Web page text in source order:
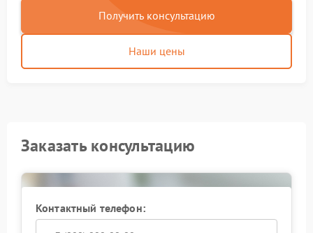
Получить консультацию
Наши цены
Заказать консультацию
Контактный телефон: